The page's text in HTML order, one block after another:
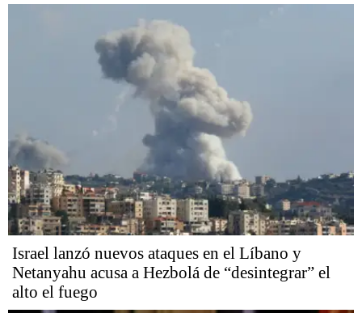
Israel lanzó nuevos ataques en el Líbano y
Netanyahu acusa a Hezbolá de “desintegrar” el
alto el fuego